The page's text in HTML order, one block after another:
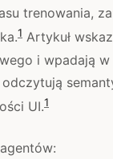
trenowania,
1 Artykuł
i wpadają w
UI.1